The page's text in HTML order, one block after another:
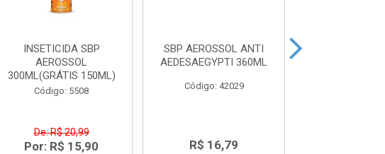
INSETICIDA SBP
AEROSSOL
300ML(GRÁTIS 150ML)
Código: 5508
De: R$ 20,99
Por: R$ 15,90
SBP AEROSSOL ANTI
AEDESAEGYPTI 360ML
Código: 42029
R$ 16,79